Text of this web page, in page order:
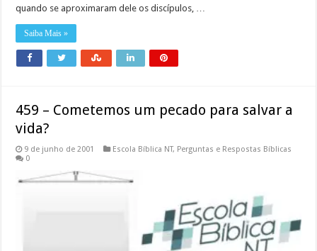
quando se aproximaram dele os discípulos, …
Saiba Mais »
459 – Cometemos um pecado para salvar a
vida?
9 de junho de 2001 Escola Bíblica NT, Perguntas e Respostas Bíblicas
0